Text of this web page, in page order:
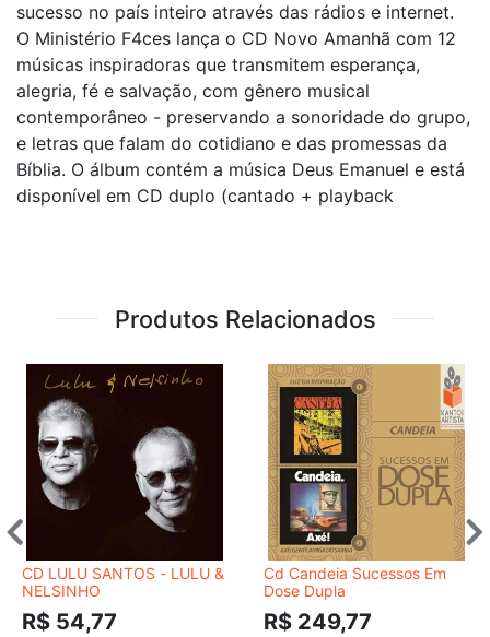
sucesso no país inteiro através das rádios e internet.
O Ministério F4ces lança o CD Novo Amanhã com 12
músicas inspiradoras que transmitem esperança,
alegria, fé e salvação, com gênero musical
contemporâneo - preservando a sonoridade do grupo,
e letras que falam do cotidiano e das promessas da
Bíblia. O álbum contém a música Deus Emanuel e está
disponível em CD duplo (cantado + playback
Produtos Relacionados
CD LULU SANTOS - LULU &
NELSINHO
R$ 54,77
Cd Candeia Sucessos Em
Dose Dupla
R$ 249,77